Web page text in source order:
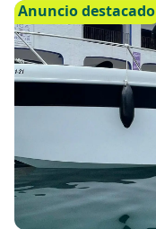
Anuncio destacado